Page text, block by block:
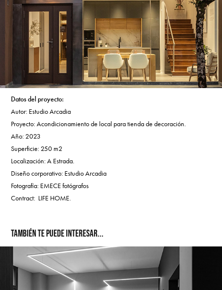
Dato​​​​​​​s del proyecto:
​​​​​​​Autor: Estudio Arcadia
Proyecto: Acondicionamiento de local para tienda de decoración.
Año: 2023
Superficie: 250 m2
Localización: A Estrada.
Diseño corporativo: Estudio Arcadia
Fotografía: EMECE fotógrafos
Contract: LIFE HOME.
TAMBIÉN TE PUEDE INTERESAR...